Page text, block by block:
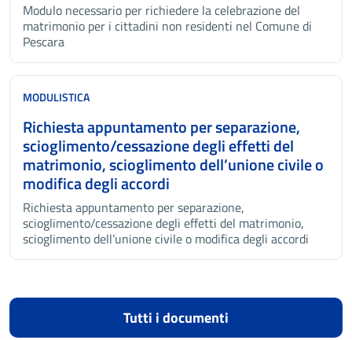
Modulo necessario per richiedere la celebrazione del
matrimonio per i cittadini non residenti nel Comune di
Pescara
MODULISTICA
Richiesta appuntamento per separazione,
scioglimento/cessazione degli effetti del
matrimonio, scioglimento dell’unione civile o
modifica degli accordi
Richiesta appuntamento per separazione,
scioglimento/cessazione degli effetti del matrimonio,
scioglimento dell’unione civile o modifica degli accordi
Tutti i documenti